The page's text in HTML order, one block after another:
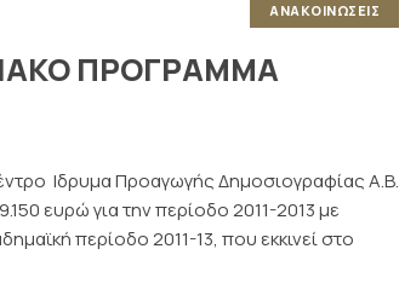
ΑΝΑΚΟΙΝΩΣΕΙΣ
ΠΡΟΓΡΑΜΜΑ
 Ιδρυμα Προαγωγής Δημοσιογραφίας Α.Β.
ευρώ για την περίοδο 2011-2013 με
περίοδο 2011-13, που εκκινεί στο